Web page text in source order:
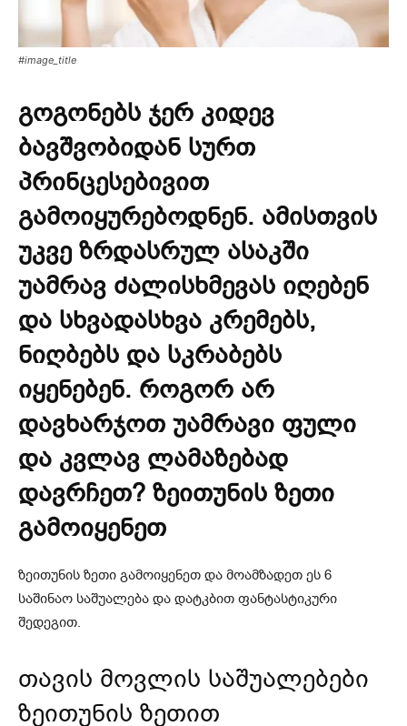
#image_title
გოგონებს ჯერ კიდევ
ბავშვობიდან სურთ
პრინცესებივით
გამოიყურებოდნენ. ამისთვის
უკვე ზრდასრულ ასაკში
უამრავ ძალისხმევას იღებენ
და სხვადასხვა კრემებს,
ნიღბებს და სკრაბებს
იყენებენ. როგორ არ
დავხარჯოთ უამრავი ფული
და კვლავ ლამაზებად
დავრჩეთ? ზეითუნის ზეთი
გამოიყენეთ
ზეითუნის ზეთი გამოიყენეთ და მოამზადეთ ეს 6
საშინაო საშუალება და დატკბით ფანტასტიკური
შედეგით.
თავის მოვლის საშუალებები
ზეითუნის ზეთით